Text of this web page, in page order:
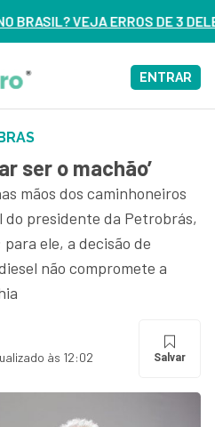
– ASSISTA AGORA
ENTRAR
ser o machão’
mãos dos caminhoneiros
do presidente da Petrobrás,
ele, a decisão de
não compromete a
às 12:02 Salvar